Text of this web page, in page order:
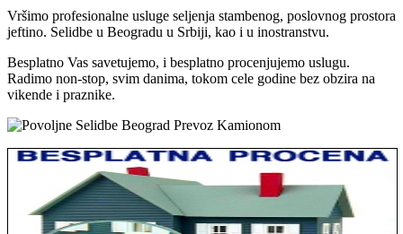
Vršimo profesionalne usluge seljenja stambenog, poslovnog prostora
jeftino. Selidbe u Beogradu u Srbiji, kao i u inostranstvu.
Besplatno Vas savetujemo, i besplatno procenjujemo uslugu.
Radimo non-stop, svim danima, tokom cele godine bez obzira na
vikende i praznike.